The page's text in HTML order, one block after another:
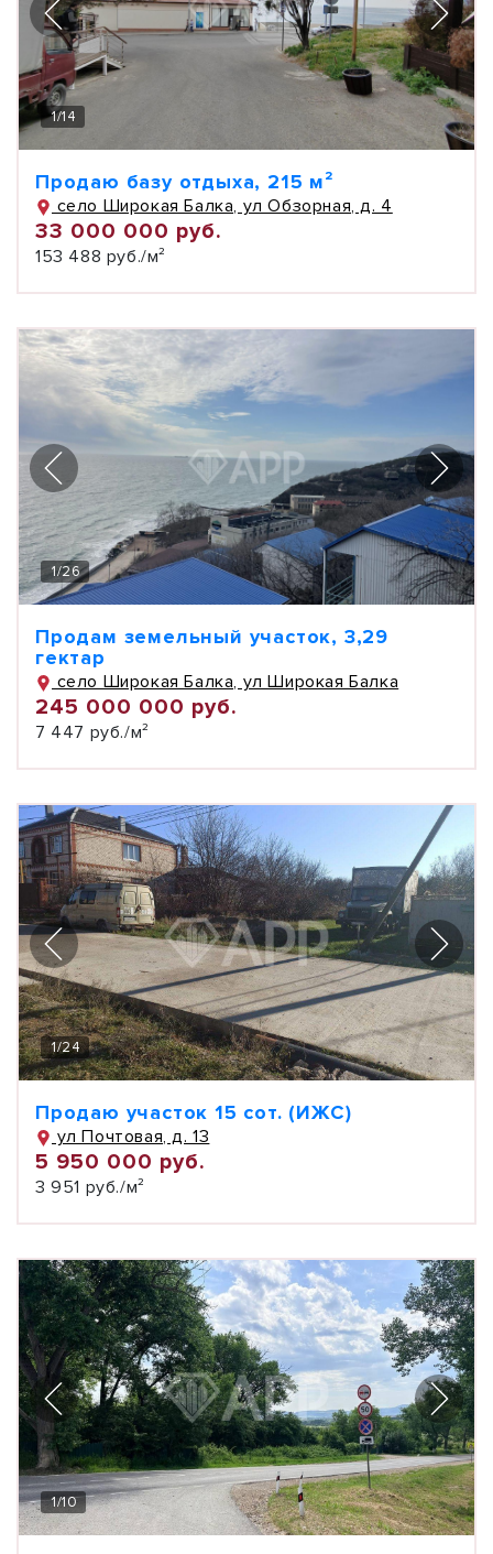
1/14
Продаю базу отдыха, 215 м²
село Широкая Балка, ул Обзорная, д. 4
33 000 000 руб.
153 488 руб./м²
1/26
Продам земельный участок, 3,29
гектар
село Широкая Балка, ул Широкая Балка
245 000 000 руб.
7 447 руб./м²
1/24
Продаю участок 15 сот. (ИЖС)
ул Почтовая, д. 13
5 950 000 руб.
3 951 руб./м²
1/10